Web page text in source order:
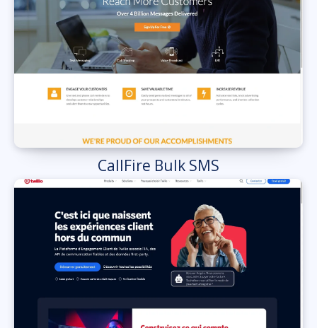
CallFire Bulk SMS